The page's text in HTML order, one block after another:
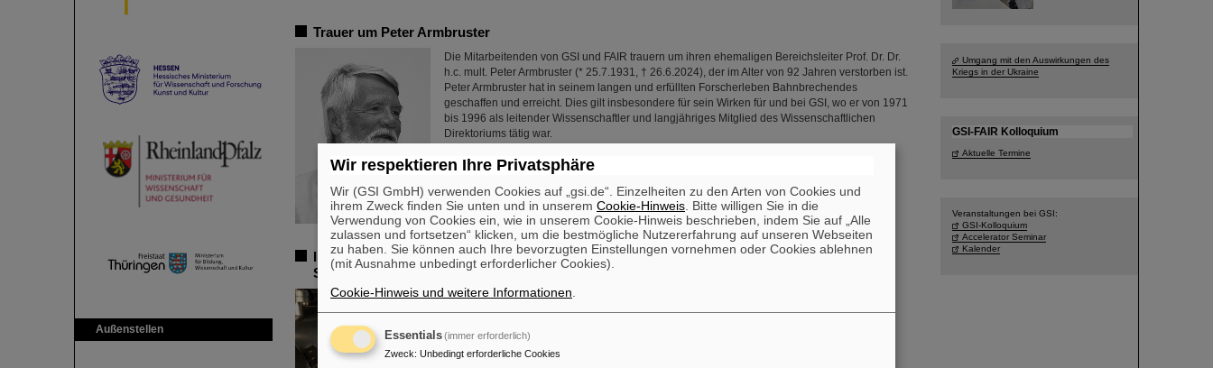
Außenstellen
Trauer um Peter Armbruster
Die Mitarbeitenden von GSI und FAIR trauern um ihren ehemaligen Bereichsleiter Prof. Dr. Dr.
h.c. mult. Peter Armbruster (* 25.7.1931, † 26.6.2024), der im Alter von 92 Jahren verstorben ist.
Peter Armbruster hat in seinem langen und erfüllten Forscherleben Bahnbrechendes
geschaffen und erreicht. Dies gilt insbesondere für sein Wirken für und bei GSI, wo er von 1971
bis 1996 als leitender Wissenschaftler und langjähriges Mitglied des Wissenschaftlichen
Direktoriums tätig war.
Inbetriebnahme des ersten Kryomoduls des HElmholtz LInear ACcelerators (HELIAC) mit
Schwerionenstrahl
Mit dem HElmholtz LInear ACcelerator HELIAC entsteht bei GSI/FAIR ein Dauerstrich-
Linearbeschleuniger, der mit seinem kontinuierlichen Teilchenstrahl neue
vergangenen Jahren am Helmholtz-Institut Mainz (HIM) entwickelt, zusammengebaut und
getestet. Nach der Überführung auf den GSI/FAIR-Campus konnte es nun erfolgreich mit
Umgang mit den Auswirkungen des
Kriegs in der Ukraine
GSI-FAIR Kolloquium
Aktuelle Termine
Veranstaltungen bei GSI:
GSI-Kolloquium
Accelerator Seminar
Kalender
Wir respektieren Ihre Privatsphäre
Wir (GSI GmbH) verwenden Cookies auf „gsi.de“. Einzelheiten zu den Arten von Cookies und
ihrem Zweck finden Sie unten und in unserem Cookie-Hinweis . Bitte willigen Sie in die
Verwendung von Cookies ein, wie in unserem Cookie-Hinweis beschrieben, indem Sie auf „Alle
zulassen und fortsetzen“ klicken, um die bestmögliche Nutzererfahrung auf unseren Webseiten
zu haben. Sie können auch Ihre bevorzugten Einstellungen vornehmen oder Cookies ablehnen
(mit Ausnahme unbedingt erforderlicher Cookies).
Cookie-Hinweis und weitere Informationen
Essentials(immer erforderlich)
Zweck: Unbedingt erforderliche Cookies